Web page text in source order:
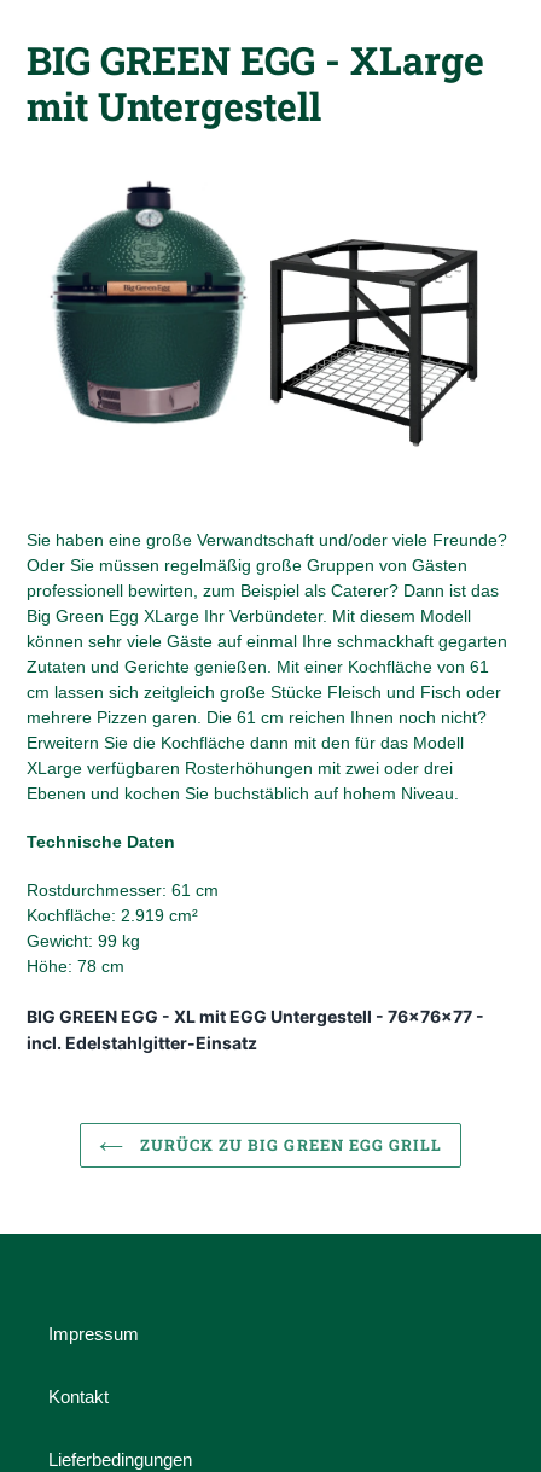
zum
Warenkorb
hinzugefügt
BIG GREEN EGG - XLarge
mit Untergestell
Sie haben eine große Verwandtschaft und/oder viele Freunde?
Oder Sie müssen regelmäßig große Gruppen von Gästen
professionell bewirten, zum Beispiel als Caterer? Dann ist das
Big Green Egg XLarge Ihr Verbündeter. Mit diesem Modell
können sehr viele Gäste auf einmal Ihre schmackhaft gegarten
Zutaten und Gerichte genießen. Mit einer Kochfläche von 61
cm lassen sich zeitgleich große Stücke Fleisch und Fisch oder
mehrere Pizzen garen. Die 61 cm reichen Ihnen noch nicht?
Erweitern Sie die Kochfläche dann mit den für das Modell
XLarge verfügbaren Rosterhöhungen mit zwei oder drei
Ebenen und kochen Sie buchstäblich auf hohem Niveau.
Technische Daten
Rostdurchmesser: 61 cm
Kochfläche: 2.919 cm²
Gewicht: 99 kg
Höhe: 78 cm
BIG GREEN EGG - XL mit EGG Untergestell - 76x76x77 -
incl. Edelstahlgitter-Einsatz
ZURÜCK ZU BIG GREEN EGG GRILL
Impressum
Kontakt
Lieferbedingungen